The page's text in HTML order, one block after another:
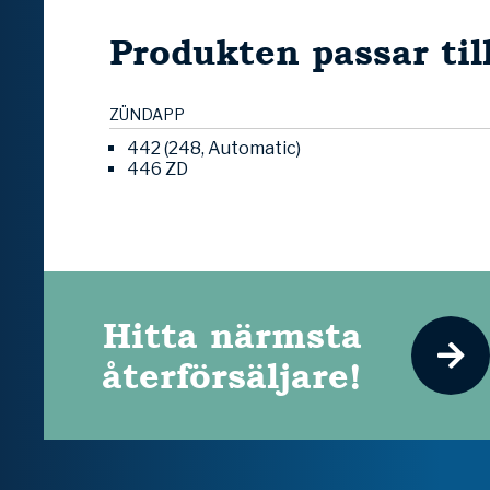
Produkten passar
ZÜNDAPP
442 (248, Automatic)
446 ZD
Hitta närmsta
återförsäljare!